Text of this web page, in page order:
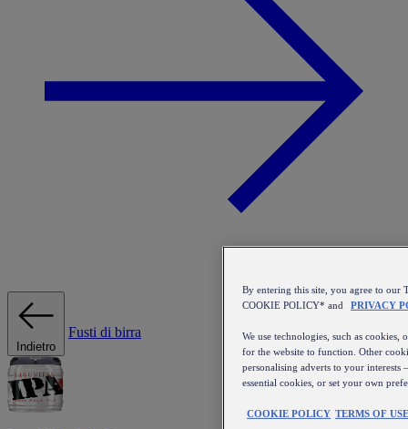
Indietro
Fusti di birra
By entering this site, you agree to our
COOKIE POLICY* and
PRIVACY
We use technologies, such as cookies,
for the website to function. Other
personalising adverts to your interests
essential cookies, or set your own
COOKIE POLICY TERMS OF USE